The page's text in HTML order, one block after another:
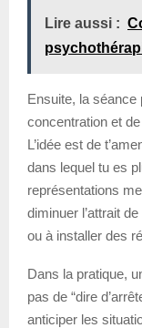
Lire aussi :
Ensuite, la séance
concentration et
L’idée est de
dans lequel tu es
représentations
diminuer l’attrait
ou à installer des
Dans la pratique,
pas de “dire
anticiper les